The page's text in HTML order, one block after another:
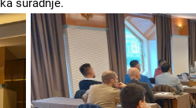
suradnje.